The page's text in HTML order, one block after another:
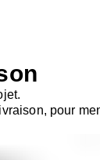
pour